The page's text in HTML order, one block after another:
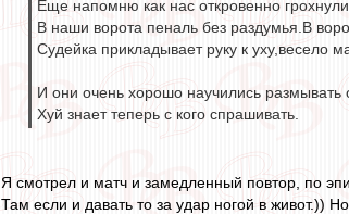
Еще напомню как нас откровенно
В наши ворота пеналь без раздумья.В
Судейка прикладывает руку к уху,весело
И они очень хорошо научились размывать
Хуй знает теперь с кого спрашивать.
Я смотрел и матч и замедленный повтор, по
Там если и давать то за удар ногой в живот.))